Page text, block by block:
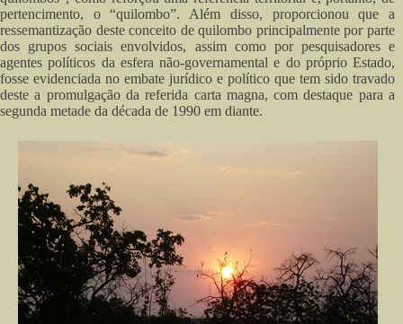
pertencimento, o “quilombo”. Além disso, proporcionou que a
ressemantização deste conceito de quilombo principalmente por parte
dos grupos sociais envolvidos, assim como por pesquisadores e
agentes políticos da esfera não-governamental e do próprio Estado,
fosse evidenciada no embate jurídico e político que tem sido travado
deste a promulgação da referida carta magna, com destaque para a
segunda metade da década de 1990 em diante.